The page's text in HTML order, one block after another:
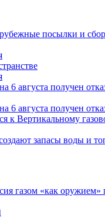
6 августа получен
6 августа получен